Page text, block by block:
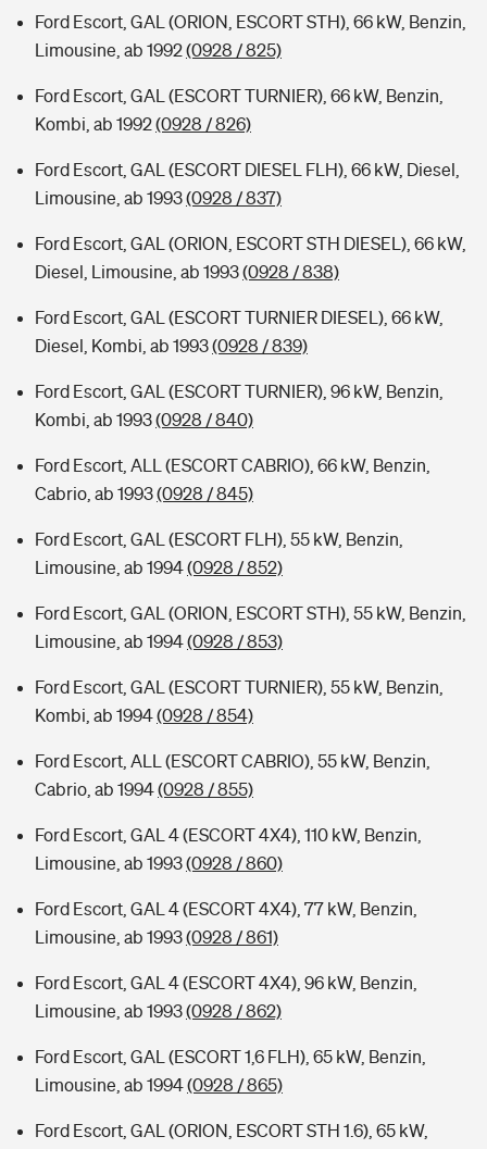
Ford Escort, GAL (ORION, ESCORT STH), 66 kW, Benzin,
Limousine, ab 1992(0928 / 825)
Ford Escort, GAL (ESCORT TURNIER), 66 kW, Benzin,
Kombi, ab 1992(0928 / 826)
Ford Escort, GAL (ESCORT DIESEL FLH), 66 kW, Diesel,
Limousine, ab 1993(0928 / 837)
Ford Escort, GAL (ORION, ESCORT STH DIESEL), 66 kW,
Diesel, Limousine, ab 1993(0928 / 838)
Ford Escort, GAL (ESCORT TURNIER DIESEL), 66 kW,
Diesel, Kombi, ab 1993(0928 / 839)
Ford Escort, GAL (ESCORT TURNIER), 96 kW, Benzin,
Kombi, ab 1993(0928 / 840)
Ford Escort, ALL (ESCORT CABRIO), 66 kW, Benzin,
Cabrio, ab 1993(0928 / 845)
Ford Escort, GAL (ESCORT FLH), 55 kW, Benzin,
Limousine, ab 1994(0928 / 852)
Ford Escort, GAL (ORION, ESCORT STH), 55 kW, Benzin,
Limousine, ab 1994(0928 / 853)
Ford Escort, GAL (ESCORT TURNIER), 55 kW, Benzin,
Kombi, ab 1994(0928 / 854)
Ford Escort, ALL (ESCORT CABRIO), 55 kW, Benzin,
Cabrio, ab 1994(0928 / 855)
Ford Escort, GAL 4 (ESCORT 4X4), 110 kW, Benzin,
Limousine, ab 1993(0928 / 860)
Ford Escort, GAL 4 (ESCORT 4X4), 77 kW, Benzin,
Limousine, ab 1993(0928 / 861)
Ford Escort, GAL 4 (ESCORT 4X4), 96 kW, Benzin,
Limousine, ab 1993(0928 / 862)
Ford Escort, GAL (ESCORT 1,6 FLH), 65 kW, Benzin,
Limousine, ab 1994(0928 / 865)
Ford Escort, GAL (ORION, ESCORT STH 1.6), 65 kW,